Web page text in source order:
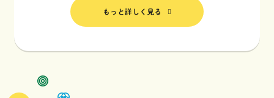
もっと詳しく見る